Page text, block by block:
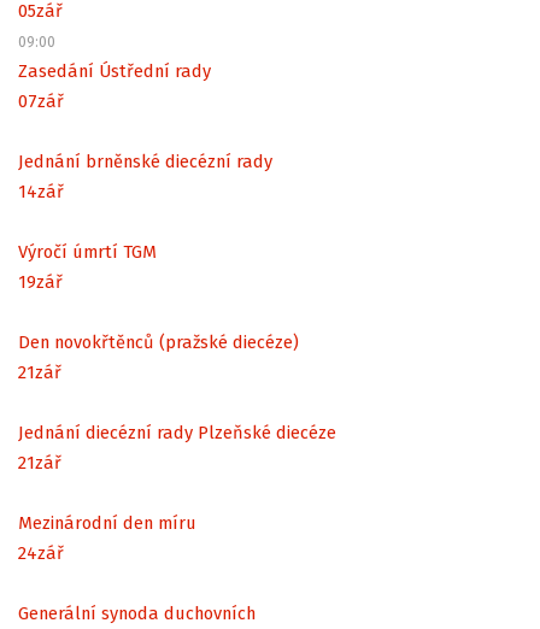
05zář
09:00
Zasedání Ústřední rady
07zář
Jednání brněnské diecézní rady
14zář
Výročí úmrtí TGM
19zář
Den novokřtěnců (pražské diecéze)
21zář
Jednání diecézní rady Plzeňské diecéze
21zář
Mezinárodní den míru
24zář
Generální synoda duchovních